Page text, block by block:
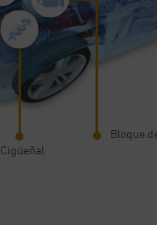
Bloque
Cigüeñal